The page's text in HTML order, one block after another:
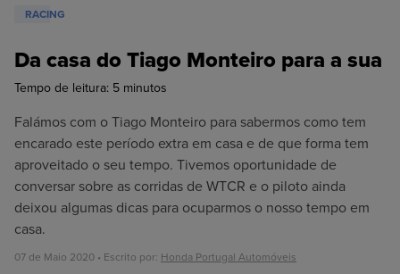
RACING
Da casa do Tiago Monteiro para a sua
Tempo de leitura: 5 minutos
Falámos com o Tiago Monteiro para sabermos como tem
encarado este período extra em casa e de que forma tem
aproveitado o seu tempo. Tivemos oportunidade de
conversar sobre as corridas de WTCR e o piloto ainda
deixou algumas dicas para ocuparmos o nosso tempo em
casa.
07 de Maio 2020 • Escrito por: Honda Portugal Automóveis